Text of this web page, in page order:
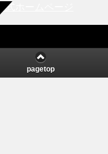
公式ホームページ
pagetop